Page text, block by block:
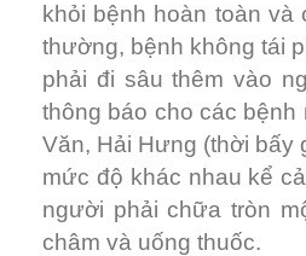
khỏi bệnh hoàn toàn
thường, bệnh không tái
phải đi sâu thêm vào
thông báo cho các
Văn, Hải Hưng (thời bấy
mức độ khác nhau kể
người phải chữa tròn
châm và uống thuốc.